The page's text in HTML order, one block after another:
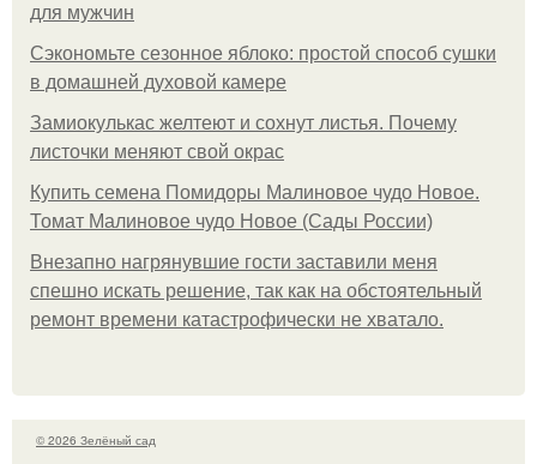
для мужчин
Сэкономьте сезонное яблоко: простой способ сушки
в домашней духовой камере
Замиокулькас желтеют и сохнут листья. Почему
листочки меняют свой окрас
Купить семена Помидоры Малиновое чудо Новое.
Томат Малиновое чудо Новое (Сады России)
Внезапно нагрянувшие гости заставили меня
спешно искать решение, так как на обстоятельный
ремонт времени катастрофически не хватало.
© 2026 Зелёный сад